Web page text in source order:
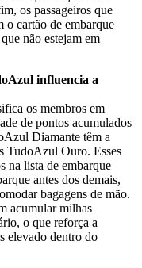
os passageiros que
cartão de embarque
não estejam em
influencia a
os membros em
de pontos acumulados
Diamante têm a
TudoAzul Ouro. Esses
na lista de embarque
antes dos demais,
bagagens de mão.
acumular milhas
o que reforça a
elevado dentro do